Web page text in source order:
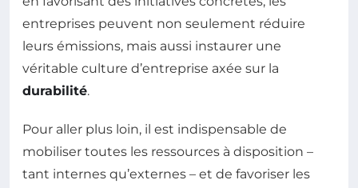
entreprises peuvent non seulement réduire
leurs émissions, mais aussi instaurer une
véritable culture d’entreprise axée sur la
durabilité.
Pour aller plus loin, il est indispensable de
mobiliser toutes les ressources à disposition –
tant internes qu’externes – et de favoriser les